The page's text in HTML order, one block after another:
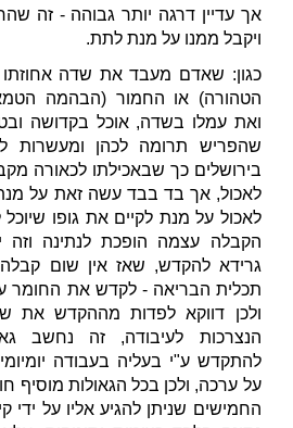
אך עדיין דרגה יותר גבוהה - זה
ויקבל ממנו על מנת לתת.
כגון: שאדם מעבד את שדה
הטהורה) או החמור (הבהמה
ואת עמלו בשדה, אוכל בקדושה
שהפריש תרומה לכהן ומעשרות
בירושלים כך שבאכילתו לכאורה
לאכול, אך בד בבד עשה זאת על מנת
לאכול על מנת לקיים את גופו
הקבלה עצמה הופכת לנתינה וזה
גרידא להקדש, שאז אין שום
תכלית הבריאה - לקדש את החומר
ולכן דווקא לפדות מההקדש את
הנצרכות לעיבודה, זה נחשב
להתקדש ע"י בעליה בעבודה
על ערכה, ולכן בכל הגאולות מוסיף
החמישים שניתן להגיע אליו על ידי